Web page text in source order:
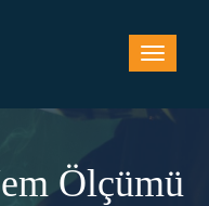
Ölçümü